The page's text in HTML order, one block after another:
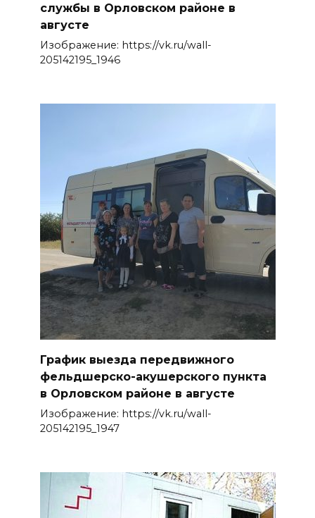
службы в Орловском районе в
августе
Изображение: https://vk.ru/wall-
205142195_1946
График выезда передвижного
фельдшерско-акушерского пункта
в Орловском районе в августе
Изображение: https://vk.ru/wall-
205142195_1947